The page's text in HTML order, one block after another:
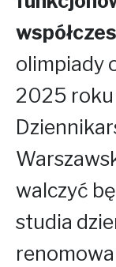
olimpiady
2025 roku
walczyć
studia